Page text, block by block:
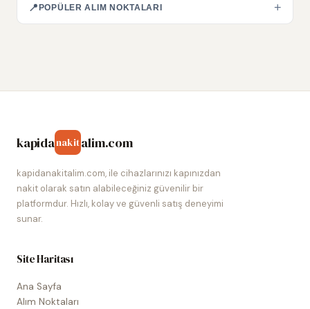
📍 POPÜLER ALIM NOKTALARI +
kapidanakitalim.com
kapidanakitalim.com, ile cihazlarınızı kapınızdan
nakit olarak satın alabileceğiniz güvenilir bir
platformdur. Hızlı, kolay ve güvenli satış deneyimi
sunar.
Site Haritası
Ana Sayfa
Alım Noktaları